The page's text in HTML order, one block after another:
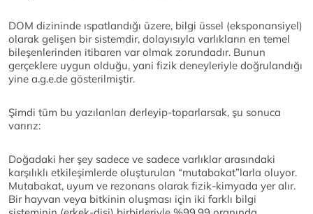
DOM dizininde ıspatlandığı üzere, bilgi üssel (eksponansiyel)
olarak gelişen bir sistemdir, dolayısıyla varlıkların en temel
bileşenlerinden itibaren var olmak zorundadır. Bunun
gerçeklere uygun olduğu, yani fizik deneyleriyle doğrulandığı
yine a.g.e.de gösterilmiştir.
Şimdi tüm bu yazılanları derleyip-toparlarsak, şu sonuca
varırız:
Doğadaki her şey sadece ve sadece varlıklar arasındaki
karşılıklı etkileşimlerde oluşturulan “mutabakat”larla oluyor.
Mutabakat, uyum ve rezonans olarak fizik-kimyada yer alır.
Bir hayvan veya bitkinin oluşması için iki farklı bilgi